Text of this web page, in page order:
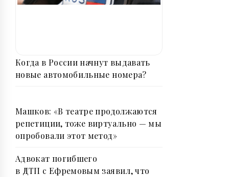
Когда в России начнут выдавать
новые автомобильные номера?
Машков: «В театре продолжаются
репетиции, тоже виртуально — мы
опробовали этот метод»
Адвокат погибшего
в ДТП с Ефремовым заявил, что